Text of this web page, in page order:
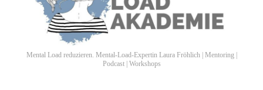
Mental Load reduzieren. Mental-Load-Expertin Laura Fröhlich | Mentoring |
Podcast | Workshops